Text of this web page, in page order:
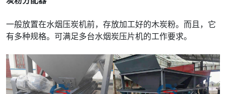
一般放置在水烟压炭机前，存放加工好的木炭粉。而且，它
有多种规格。可满足多台水烟炭压片机的工作要求。